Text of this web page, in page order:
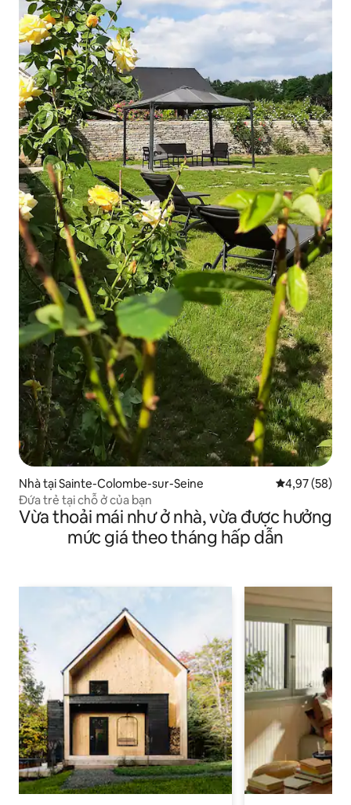
Nhà tại Sainte-Colombe-sur-Seine Xếp hạng
4,97 (58)
Đứa trẻ tại chỗ ở của bạn
Vừa thoải mái như ở nhà, vừa được hưởng
mức giá theo tháng hấp dẫn